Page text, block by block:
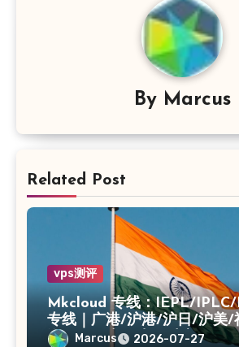
By Marcus
Related Post
vps测评
Mkcloud 专线：IEPL/IPLC/
专线｜广港/沪港/沪日/沪美/
海CN2｜入口出口独享IP
Marcus 2026-07-27